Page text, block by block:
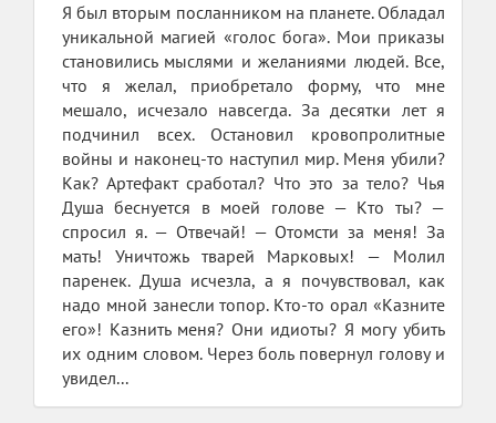
Я был вторым посланником на планете. Обладал
уникальной магией «голос бога». Мои приказы
становились мыслями и желаниями людей. Все,
что я желал, приобретало форму, что мне
мешало, исчезало навсегда. За десятки лет я
подчинил всех. Остановил кровопролитные
войны и наконец-то наступил мир. Меня убили?
Как? Артефакт сработал? Что это за тело? Чья
Душа беснуется в моей голове — Кто ты? —
спросил я. — Отвечай! — Отомсти за меня! За
мать! Уничтожь тварей Марковых! — Молил
паренек. Душа исчезла, а я почувствовал, как
надо мной занесли топор. Кто-то орал «Казните
его»! Казнить меня? Они идиоты? Я могу убить
их одним словом. Через боль повернул голову и
увидел...